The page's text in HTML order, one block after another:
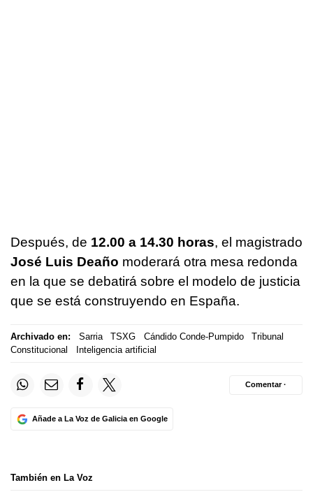
Después, de 12.00 a 14.30 horas, el magistrado
José Luis Deaño moderará otra mesa redonda
en la que se debatirá sobre el modelo de justicia
que se está construyendo en España.
Archivado en: Sarria TSXG Cándido Conde-Pumpido
Tribunal
Constitucional
Inteligencia artificial
Añade a La Voz de Galicia en Google
Comentar ·
También en La Voz